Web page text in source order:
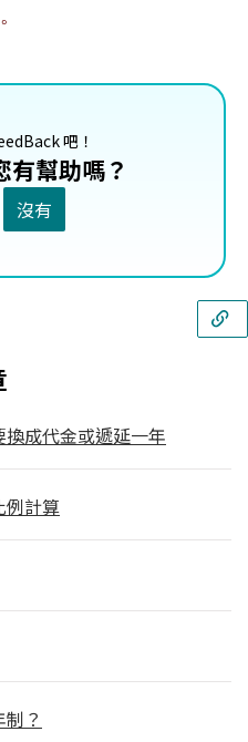
吧！
有幫助嗎？
沒有
成代金或遞延一年
例計算
？